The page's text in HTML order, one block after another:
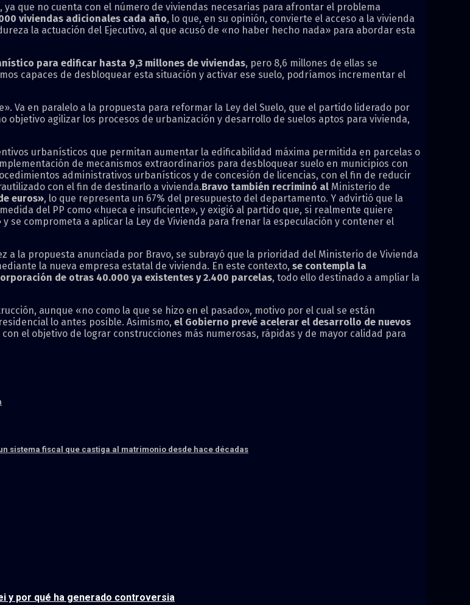
que no cuenta con el número de viviendas necesarias para afrontar el problema
viviendas adicionales cada año, lo que, en su opinión, convierte el acceso a la vivienda
la actuación del Ejecutivo, al que acusó de «no haber hecho nada» para abordar esta
para edificar hasta 9,3 millones de viviendas, pero 8,6 millones de ellas se
capaces de desbloquear esta situación y activar ese suelo, podríamos incrementar el
Va en paralelo a la propuesta para reformar la Ley del Suelo, que el partido liderado por
objetivo agilizar los procesos de urbanización y desarrollo de suelos aptos para vivienda,
urbanísticos que permitan aumentar la edificabilidad máxima permitida en parcelas o
de mecanismos extraordinarios para desbloquear suelo en municipios con
administrativos urbanísticos y de concesión de licencias, con el fin de reducir
con el fin de destinarlo a vivienda.Bravo también recriminó al Ministerio de
euros», lo que representa un 67% del presupuesto del departamento. Y advirtió que la
del PP como «hueca e insuficiente», y exigió al partido que, si realmente quiere
comprometa a aplicar la Ley de Vivienda para frenar la especulación y contener el
la propuesta anunciada por Bravo, se subrayó que la prioridad del Ministerio de Vivienda
la nueva empresa estatal de vivienda. En este contexto, se contempla la
de otras 40.000 ya existentes y 2.400 parcelas, todo ello destinado a ampliar la
aunque «no como la que se hizo en el pasado», motivo por el cual se están
lo antes posible. Asimismo, el Gobierno prevé acelerar el desarrollo de nuevos
con el objetivo de lograr construcciones más numerosas, rápidas y de mayor calidad para
sistema fiscal que castiga al matrimonio desde hace décadas
y por qué ha generado controversia